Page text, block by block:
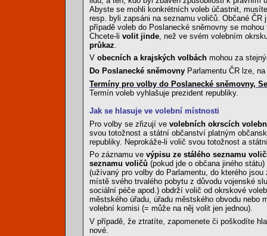
Abyste se mohli konkrétních voleb účastnit,
resp. byli zapsáni na seznamu voličů. Občané ČR
případě voleb do Poslanecké sněmovny se
Chcete-li volit jinde , než ve svém volebním
průkaz
V obecních a krajských volbách mohou za
Do Poslanecké sněmovny Parlamentu ČR lze,
Termíny pro volby do Poslanecké sněmovny,
Termín voleb vyhlašuje prezident republiky.
Jak se hlasuje ve volební místnosti
Pro volby se zřizují ve volebních okrscích
svou totožnost a státní občanství platným
republiky. Neprokáže-li volič svou totožnost a
Po záznamu ve výpisu ze stálého seznamu
seznamu voličů (pokud jde o občana jiného
(užívaný pro volby do Parlamentu, do kterého
místě svého trvalého pobytu z důvodu vojenské
sociální péče apod.) obdrží volič od okrskové
městského úřadu, úřadu městského obvodu
volební komisi (= může na něj volit jen jednou).
V případě, že ztratíte, zapomenete či poškodíte
nové.